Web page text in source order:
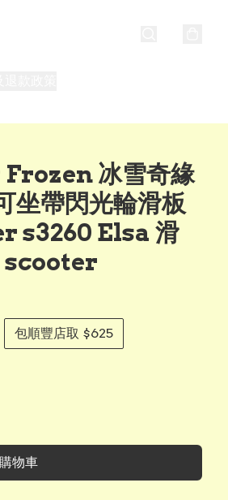
冰雪奇緣
坐帶閃光輪滑板
s3260 Elsa 滑
scooter
包順豐店取 $625
物車